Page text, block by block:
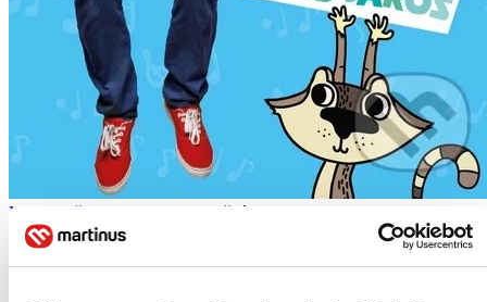
Miro Jaroš: DVD pre (ne)poslušné deti